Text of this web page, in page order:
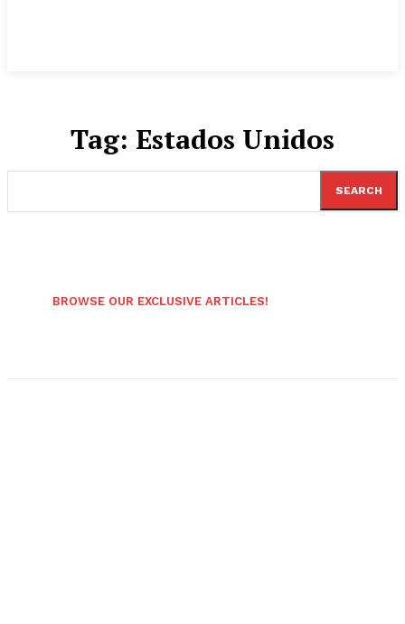
Tag: Estados Unidos
SEARCH
BROWSE OUR EXCLUSIVE ARTICLES!